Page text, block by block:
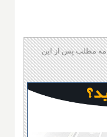
مطلب پس از این